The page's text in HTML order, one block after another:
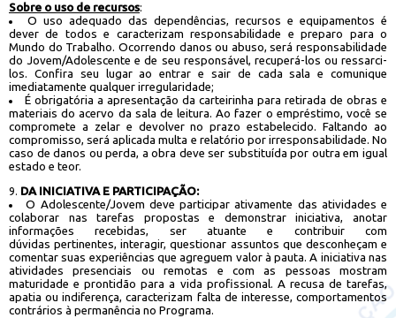
Sobre o uso de recursos:
O uso adequado das dependências, recursos e equipamentos é
dever de todos e caracterizam responsabilidade e preparo para o
Mundo do Trabalho. Ocorrendo danos ou abuso, será responsabilidade
do Jovem/Adolescente e de seu responsável, recuperá-los ou ressarci-
los. Confira seu lugar ao entrar e sair de cada sala e comunique
imediatamente qualquer irregularidade;
É obrigatória a apresentação da carteirinha para retirada de obras e
materiais do acervo da sala de leitura. Ao fazer o empréstimo, você se
compromete a zelar e devolver no prazo estabelecido. Faltando ao
compromisso, será aplicada multa e relatório por irresponsabilidade. No
caso de danos ou perda, a obra deve ser substituída por outra em igual
estado e teor.
DA INICIATIVA E PARTICIPAÇÃO:
O Adolescente/Jovem deve participar ativamente das atividades e
colaborar nas tarefas propostas e demonstrar iniciativa, anotar
informações recebidas, ser atuante e contribuir com
dúvidas pertinentes, interagir, questionar assuntos que desconheçam e
comentar suas experiências que agreguem valor à pauta. A iniciativa nas
atividades presenciais ou remotas e com as pessoas mostram
maturidade e prontidão para a vida profissional. A recusa de tarefas,
apatia ou indiferença, caracterizam falta de interesse, comportamentos
contrários à permanência no Programa.